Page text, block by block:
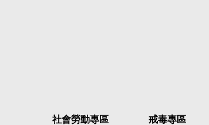
社會勞動專區 戒毒專區